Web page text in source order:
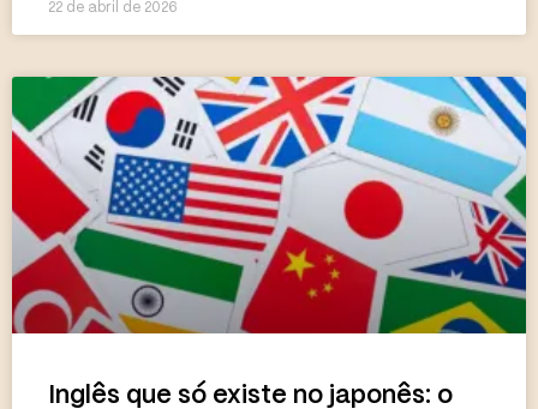
22 de abril de 2026
Inglês que só existe no japonês: o